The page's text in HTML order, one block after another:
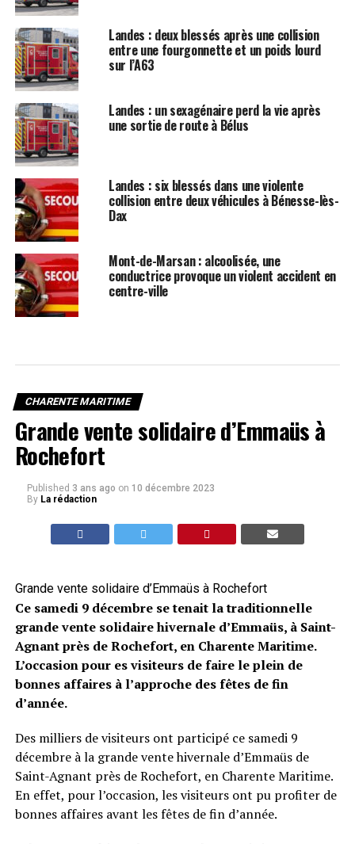
Landes : deux blessés après une collision
entre une fourgonnette et un poids lourd
sur l’A63
Landes : un sexagénaire perd la vie après
une sortie de route à Bélus
Landes : six blessés dans une violente
collision entre deux véhicules à Bénesse-lès-
Dax
Mont-de-Marsan : alcoolisée, une
conductrice provoque un violent accident en
centre-ville
CHARENTE MARITIME
Grande vente solidaire d’Emmaüs à
Rochefort
Published 3 ans ago on 10 décembre 2023
By La rédaction
Grande vente solidaire d’Emmaüs à Rochefort
Ce samedi 9 décembre se tenait la traditionnelle
grande vente solidaire hivernale d’Emmaüs, à Saint-
Agnant près de Rochefort, en Charente Maritime.
L’occasion pour es visiteurs de faire le plein de
bonnes affaires à l’approche des fêtes de fin
d’année.
Des milliers de visiteurs ont participé ce samedi 9
décembre à la grande vente hivernale d’Emmaüs de
Saint-Agnant près de Rochefort, en Charente Maritime.
En effet, pour l’occasion, les visiteurs ont pu profiter de
bonnes affaires avant les fêtes de fin d’année.